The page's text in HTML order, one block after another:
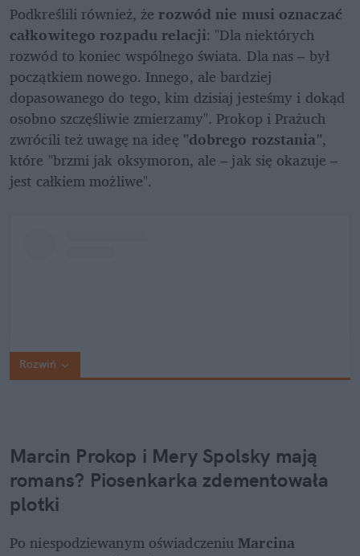
Podkreślili również, że rozwód nie musi oznaczać
całkowitego rozpadu relacji: "Dla niektórych
rozwód to koniec wspólnego świata. Dla nas – był
początkiem nowego. Innego, ale bardziej
dopasowanego do tego, kim dzisiaj jesteśmy i dokąd
osobno szczęśliwie zmierzamy". Prokop i Prażuch
zwrócili też uwagę na ideę "dobrego rozstania",
które "brzmi jak oksymoron, ale – jak się okazuje –
jest całkiem możliwe".
Rozwiń
Marcin Prokop i Mery Spolsky mają
romans? Piosenkarka zdementowała
plotki
Po niespodziewanym oświadczeniu Marcina